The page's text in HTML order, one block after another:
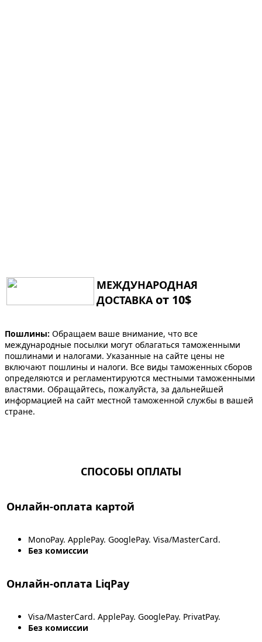
МЕЖДУНАРОДНАЯ
ДОСТАВКА от 10$
Пошлины: Обращаем ваше внимание, что все
международные посылки могут облагаться таможенными
пошлинами и налогами. Указанные на сайте цены не
включают пошлины и налоги. Все виды таможенных сборов
определяются и регламентируются местными таможенными
властями. Обращайтесь, пожалуйста, за дальнейшей
информацией на сайт местной таможенной службы в вашей
стране.
СПОСОБЫ ОПЛАТЫ
Онлайн-оплата картой
MonoPay. ApplePay. GooglePay. Visa/MasterCard.
Без комиссии
Онлайн-оплата LiqPay
Visa/MasterCard. ApplePay. GooglePay. PrivatPay.
Без комиссии